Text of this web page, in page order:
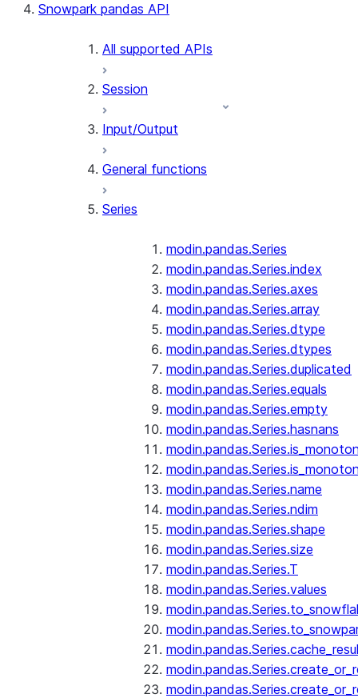
Snowpark pandas API
All supported APIs
Session
Input/Output
General functions
Series
modin.pandas.Series
modin.pandas.Series.index
modin.pandas.Series.axes
modin.pandas.Series.array
modin.pandas.Series.dtype
modin.pandas.Series.dtypes
modin.pandas.Series.duplicated
modin.pandas.Series.equals
modin.pandas.Series.empty
modin.pandas.Series.hasnans
modin.pandas.Series.name
modin.pandas.Series.ndim
modin.pandas.Series.shape
modin.pandas.Series.size
modin.pandas.Series.T
modin.pandas.Series.values